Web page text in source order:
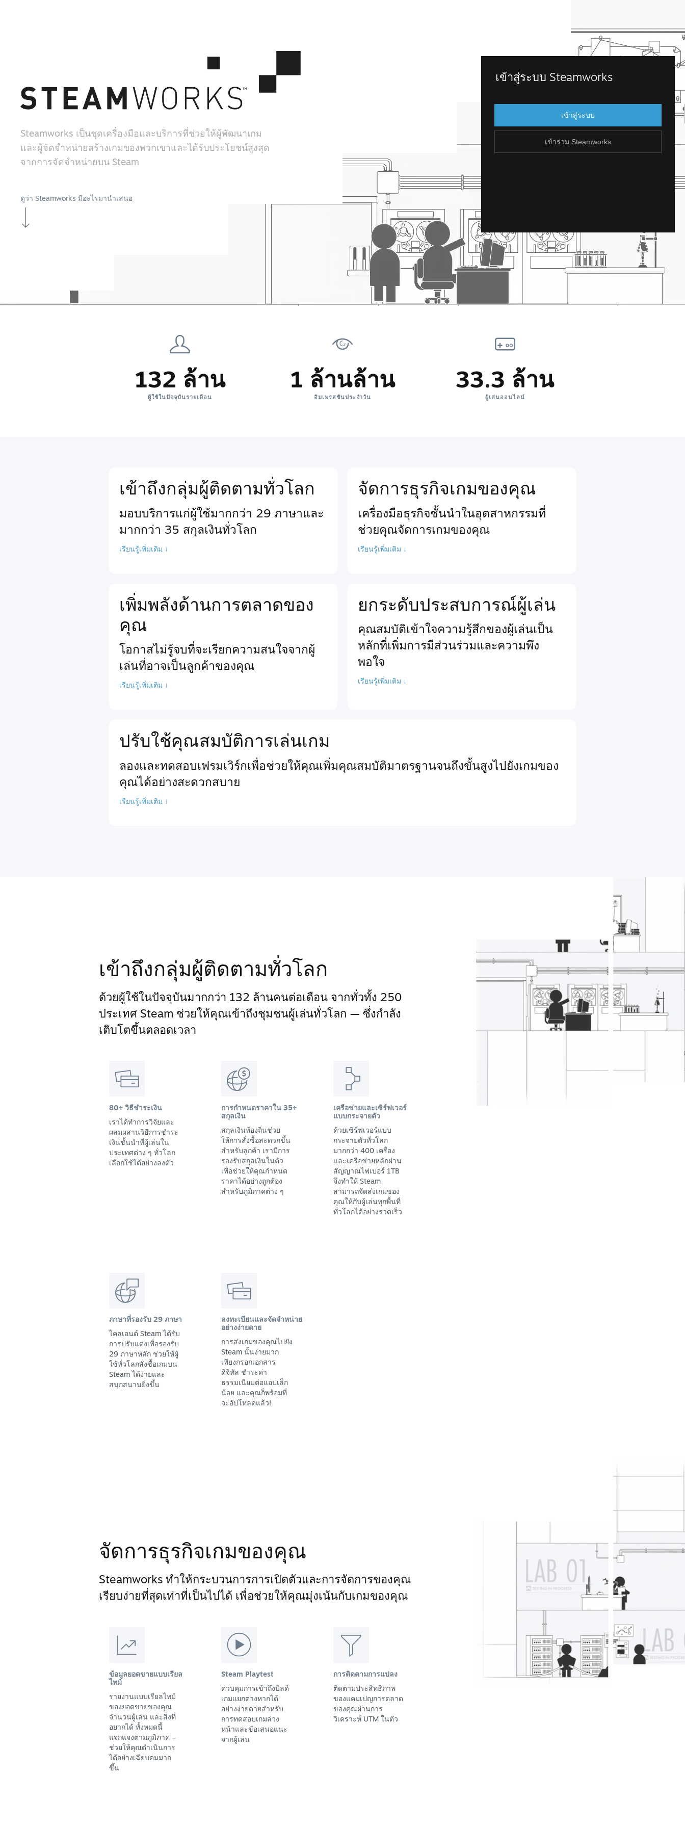
Steamworks เป็นชุดเครื่องมือและบริการที่ช่วยให้ผู้พัฒนาเกม
และผู้จัดจำหน่ายสร้างเกมของพวกเขาและได้รับประโยชน์สูงสุด
จากการจัดจำหน่ายบน Steam
ดูว่า Steamworks มีอะไรมานำเสนอ
เข้าสู่ระบบ Steamworks
เข้าสู่ระบบ
เข้าร่วม Steamworks
เข้าร่วม Steamworks
Steam ที่คุณมีอยู่แล้ว แต่ถ้าคุณไม่มีบัญชี
Steam น่ะหรือ? คุณสามารถสร้างได้ไม่ยาก
132 ล้าน
ผู้ใช้ในปัจจุบันรายเดือน
1 ล้านล้าน
อิมเพรสชันประจำวัน
33.3 ล้าน
ผู้เล่นออนไลน์
เข้าถึงกลุ่มผู้ติดตามทั่วโลก
มอบบริการแก่ผู้ใช้มากกว่า 29 ภาษาและ
มากกว่า 35 สกุลเงินทั่วโลก
เรียนรู้เพิ่มเติม ↓
จัดการธุรกิจเกมของคุณ
เครื่องมือธุรกิจชั้นนำในอุตสาหกรรมที่
ช่วยคุณจัดการเกมของคุณ
เรียนรู้เพิ่มเติม ↓
เพิ่มพลังด้านการตลาดของ
คุณ
โอกาสไม่รู้จบที่จะเรียกความสนใจจากผู้
เล่นที่อาจเป็นลูกค้าของคุณ
เรียนรู้เพิ่มเติม ↓
ยกระดับประสบการณ์ผู้เล่น
คุณสมบัติเข้าใจความรู้สึกของผู้เล่นเป็น
หลักที่เพิ่มการมีส่วนร่วมและความพึง
พอใจ
เรียนรู้เพิ่มเติม ↓
ปรับใช้คุณสมบัติการเล่นเกม
ลองและทดสอบเฟรมเวิร์กเพื่อช่วยให้คุณเพิ่มคุณสมบัติมาตรฐานจนถึงขั้นสูงไปยังเกมของ
คุณได้อย่างสะดวกสบาย
เรียนรู้เพิ่มเติม ↓
เข้าถึงกลุ่มผู้ติดตามทั่วโลก
ด้วยผู้ใช้ในปัจจุบันมากกว่า 132 ล้านคนต่อเดือน จากทั่วทั้ง 250
ประเทศ Steam ช่วยให้คุณเข้าถึงชุมชนผู้เล่นทั่วโลก — ซึ่งกำลัง
เติบโตขึ้นตลอดเวลา
80+ วิธีชำระเงิน
เราได้ทำการวิจัยและ
ผสมผสานวิธีการชำระ
เงินชั้นนำที่ผู้เล่นใน
ประเทศต่าง ๆ ทั่วโลก
เลือกใช้ได้อย่างลงตัว
การกำหนดราคาใน 35+
สกุลเงิน
สกุลเงินท้องถิ่นช่วย
ให้การสั่งซื้อสะดวกขึ้น
สำหรับลูกค้า เรามีการ
รองรับสกุลเงินในตัว
เพื่อช่วยให้คุณกำหนด
ราคาได้อย่างถูกต้อง
สำหรับภูมิภาคต่าง ๆ
เครือข่ายและเซิร์ฟเวอร์
แบบกระจายตัว
ด้วยเซิร์ฟเวอร์แบบ
กระจายตัวทั่วโลก
มากกว่า 400 เครื่อง
และเครือข่ายหลักผ่าน
สัญญาณไฟเบอร์ 1TB
จึงทำให้ Steam
สามารถจัดส่งเกมของ
คุณให้กับผู้เล่นทุกพื้นที่
ทั่วโลกได้อย่างรวดเร็ว
ภาษาที่รองรับ 29 ภาษา
ไคลเอนต์ Steam ได้รับ
การปรับแต่งเพื่อรองรับ
29 ภาษาหลัก ช่วยให้ผู้
ใช้ทั่วโลกสั่งซื้อเกมบน
Steam ได้ง่ายและ
สนุกสนานยิ่งขึ้น
ลงทะเบียนและจัดจำหน่าย
อย่างง่ายดาย
การส่งเกมของคุณไปยัง
Steam นั้นง่ายมาก
เพียงกรอกเอกสาร
ดิจิทัล ชำระค่า
ธรรมเนียมต่อแอปเล็ก
น้อย และคุณก็พร้อมที่
จะอัปโหลดแล้ว!
จัดการธุรกิจเกมของคุณ
Steamworks ทำให้กระบวนการการเปิดตัวและการจัดการของคุณ
เรียบง่ายที่สุดเท่าที่เป็นไปได้ เพื่อช่วยให้คุณมุ่งเน้นกับเกมของคุณ
ข้อมูลยอดขายแบบเรียล
ไทม์
รายงานแบบเรียลไทม์
ของยอดขายของคุณ
จำนวนผู้เล่น และสิ่งที่
อยากได้ ทั้งหมดนี้
แจกแจงตามภูมิภาค –
ช่วยให้คุณดำเนินการ
ได้อย่างเฉียบคมมาก
ขึ้น
Steam Playtest
ควบคุมการเข้าถึงบิลด์
เกมแยกต่างหากได้
อย่างง่ายดายสำหรับ
การทดสอบเกมล่วง
หน้าและข้อเสนอแนะ
จากผู้เล่น
การติดตามการแปลง
ติดตามประสิทธิภาพ
ของแคมเปญการตลาด
ของคุณผ่านการ
วิเคราะห์ UTM ในตัว